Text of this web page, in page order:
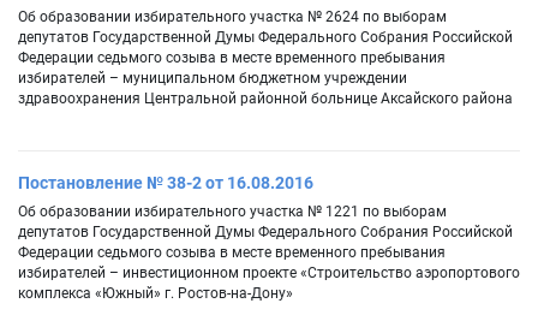
Об образовании избирательного участка № 2624 по выборам
депутатов Государственной Думы Федерального Собрания Российской
Федерации седьмого созыва в месте временного пребывания
избирателей – муниципальном бюджетном учреждении
здравоохранения Центральной районной больнице Аксайского района
Постановление № 38-2 от 16.08.2016
Об образовании избирательного участка № 1221 по выборам
депутатов Государственной Думы Федерального Собрания Российской
Федерации седьмого созыва в месте временного пребывания
избирателей – инвестиционном проекте «Строительство аэропортового
комплекса «Южный» г. Ростов-на-Дону»